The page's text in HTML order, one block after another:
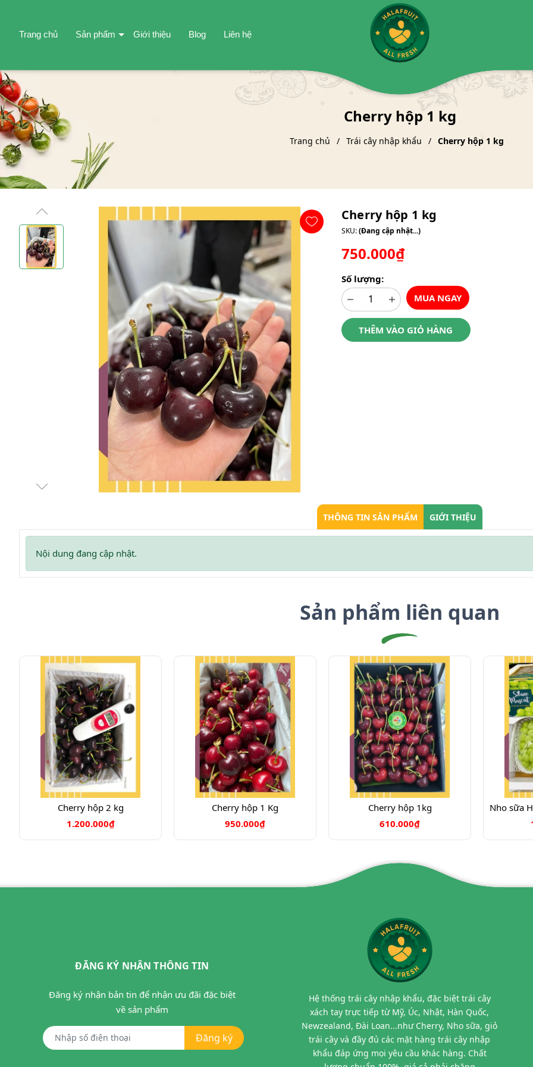
Trang chủ Sản phẩm Giới thiệu Blog Liên hệ
Cherry hộp 1 kg
Trang chủ Trái cây nhập khẩu Cherry hộp 1 kg
Cherry hộp 1 kg
SKU:(Đang cập nhật...)
750.000₫
Số lượng:
MUA NGAY
THÊM VÀO GIỎ HÀNG
THÔNG TIN SẢN PHẨM GIỚI THIỆU
Nội dung đang cập nhật.
Sản phẩm liên quan
Cherry hộp 2 kg
1.200.000₫
Cherry hộp 1 Kg
950.000₫
Cherry hộp 1kg
610.000₫
ĐĂNG KÝ NHẬN THÔNG TIN
Đăng ký nhận bản tin để nhận ưu đãi đặc biệt
về sản phẩm
Đăng ký
Hệ thống trái cây nhập khẩu, đặc biệt trái cây
xách tay trực tiếp từ Mỹ, Úc, Nhật, Hàn Quốc,
Newzealand, Đài Loan...như Cherry, Nho sữa, giỏ
trái cây và đầy đủ các mặt hàng trái cây nhập
khẩu đáp ứng mọi yêu cầu khác hàng. Chất